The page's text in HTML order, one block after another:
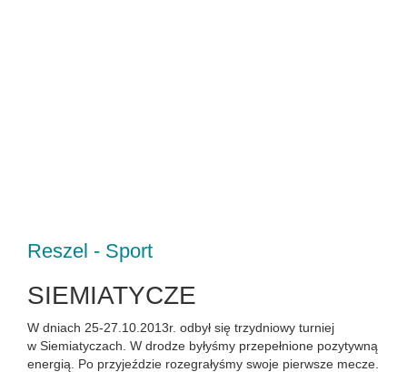
Reszel - Sport
SIEMIATYCZE
W dniach 25-27.10.2013r. odbył się trzydniowy turniej
w Siemiatyczach. W drodze byłyśmy przepełnione pozytywną
energią. Po przyjeździe rozegrałyśmy swoje pierwsze mecze.